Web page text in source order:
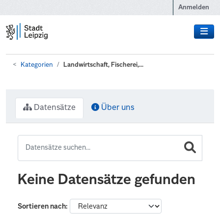
Anmelden
Kategorien Landwirtschaft, Fischerei,...
Datensätze Über uns
Keine Datensätze gefunden
Sortieren nach